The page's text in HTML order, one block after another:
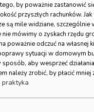
by poważnie zastanowić
przyszłych rachunków.
są mile widziane, szczególnie
nie mówimy o zyskach rzędu
poważnie odczuć na własnej
sytuacji w domowym
aby wesprzeć
należy zrobić, by płacić mniej
praktyka